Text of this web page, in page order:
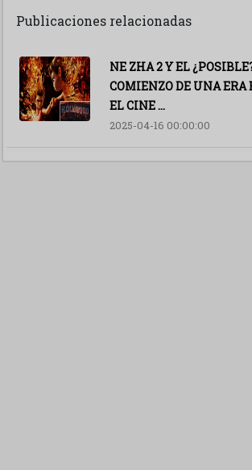
Publicaciones relacionadas
NE ZHA 2 Y EL
COMIENZO DE UNA ERA
EL CINE ...
2025-04-16 00:00:00